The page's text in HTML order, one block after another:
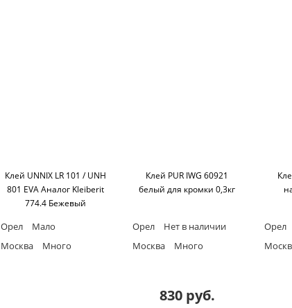
Клей UNNIX LR 101 / UNH
801 EVA Аналог Kleiberit
774.4 Бежевый
>10м/мин 25кг
Орел
Мало
Москва
Много
Клей PUR IWG 60921
белый для кромки 0,3кг
Орел
Нет в наличии
Москва
Много
830 руб.
Орел